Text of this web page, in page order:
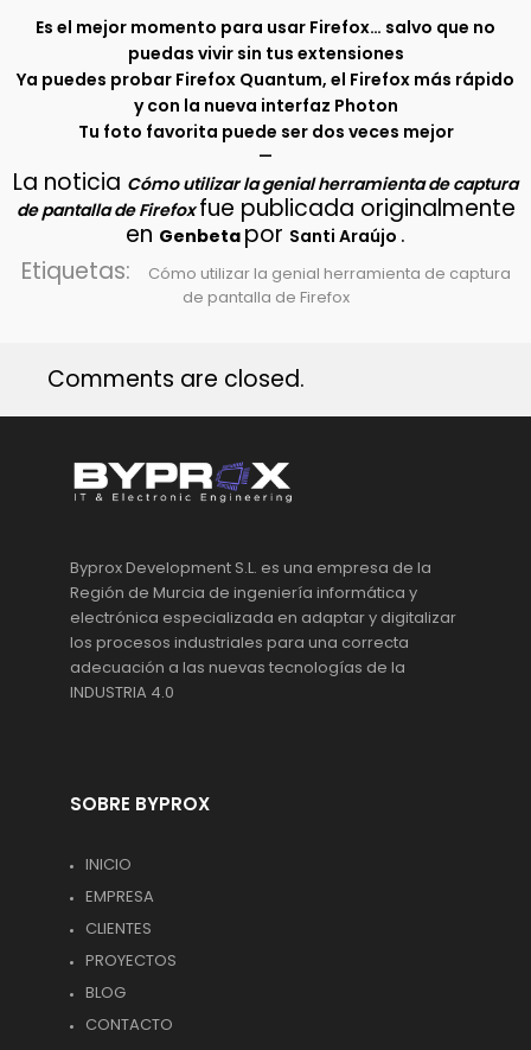
Es el mejor momento para usar Firefox… salvo que no
puedas vivir sin tus extensiones
Ya puedes probar Firefox Quantum, el Firefox más rápido
y con la nueva interfaz Photon
Tu foto favorita puede ser dos veces mejor
–
La noticia Cómo utilizar la genial herramienta de captura
de pantalla de Firefoxfue publicada originalmente
en Genbeta por Santi Araújo .
Etiquetas:
Cómo utilizar la genial herramienta de captura
de pantalla de Firefox
Comments are closed.
Byprox Development S.L. es una empresa de la
Región de Murcia de ingeniería informática y
electrónica especializada en adaptar y digitalizar
los procesos industriales para una correcta
adecuación a las nuevas tecnologías de la
INDUSTRIA 4.0
SOBRE BYPROX
INICIO
EMPRESA
CLIENTES
PROYECTOS
BLOG
CONTACTO